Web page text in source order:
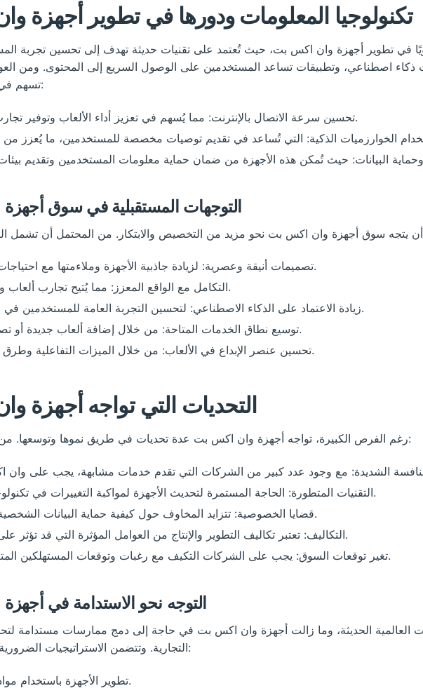
تكنولوجيا المعلومات ودورها في تطوير أجهزة
في تطوير أجهزة وان اكس بت، حيث تُعتمد على تقنيات حديثة تهدف إلى تحسين تجربة
ذكاء اصطناعي، وتطبيقات تساعد المستخدمين على الوصول السريع إلى المحتوى. ومن
تسهم في تطور هذه الأجهزة:
تحسين سرعة الاتصال بالإنترنت: مما يُسهم في تعزيز أداء الألعاب وتوفير تجارب دون انقطاع.
التوجهات المستقبلية في سوق
تصميمات أنيقة وعصرية: لزيادة جاذبية الأجهزة وملاءمتها مع احتياجات المستخدمين.
التكامل مع الواقع المعزز: مما يُتيح تجارب ألعاب وتفاعل مختلفة.
زيادة الاعتماد على الذكاء الاصطناعي: لتحسين التجربة العامة للمستخدمين في اتخاذ القرارات.
توسيع نطاق الخدمات المتاحة: من خلال إضافة ألعاب جديدة أو تصنيفات متنوعة.
تحسين عنصر الإبداع في الألعاب: من خلال الميزات التفاعلية وطرق اللعب الجديدة.
التحديات التي تواجه أجهزة
رغم الفرص الكبيرة، تواجه أجهزة وان اكس بت عدة تحديات في طريق نموها وتوسعها. من أبرز هذه التحديات:
التقنيات المتطورة: الحاجة المستمرة لتحديث الأجهزة لمواكبة التغييرات في تكنولوجيا المعلومات.
قضايا الخصوصية: تتزايد المخاوف حول كيفية حماية البيانات الشخصية للمستخدمين.
التكاليف: تعتبر تكاليف التطوير والإنتاج من العوامل المؤثرة التي قد تؤثر على نجاح الأجهزة.
تغير توقعات السوق: يجب على الشركات التكيف مع رغبات وتوقعات المستهلكين المتغيرة باستمرار.
التوجه نحو الاستدامة في
العالمية الحديثة، وما زالت أجهزة وان اكس بت في حاجة إلى دمج ممارسات مستدامة
التجارية. وتتضمن الاستراتيجيات الضرورية المعنيَّة بالاستدامة:
تطوير الأجهزة باستخدام مواد صديقة للبيئة.